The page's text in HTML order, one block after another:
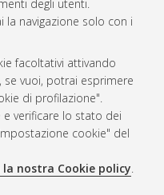
degli utenti.
la navigazione solo con i
facoltativi attivando
se vuoi, potrai esprimere
di profilazione".
verificare lo stato dei
cookie" del
nostra Cookie policy.